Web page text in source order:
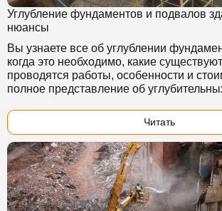
Углубление фундаментов и подвалов
нюансы
Вы узнаете все об углублении
когда это необходимо, какие
проводятся работы, особенности и
полное представление об
Читать